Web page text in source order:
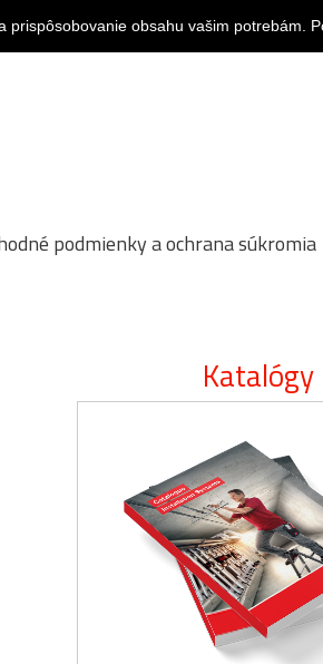
podmienky a ochrana súkromia
Katalógy
obsahu vašim potrebám.